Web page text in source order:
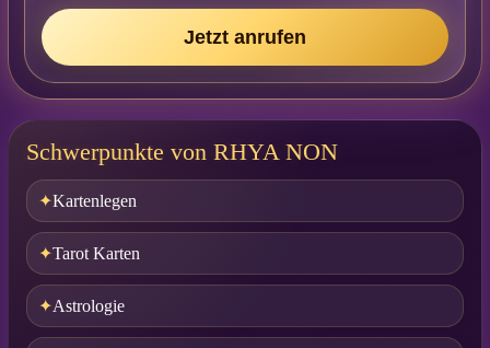
Jetzt anrufen
Schwerpunkte von RHYA NON
Kartenlegen
Tarot Karten
Astrologie